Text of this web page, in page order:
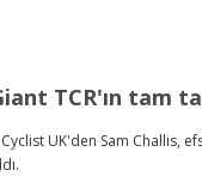
TCR'ın tam
UK'den Sam Challis,